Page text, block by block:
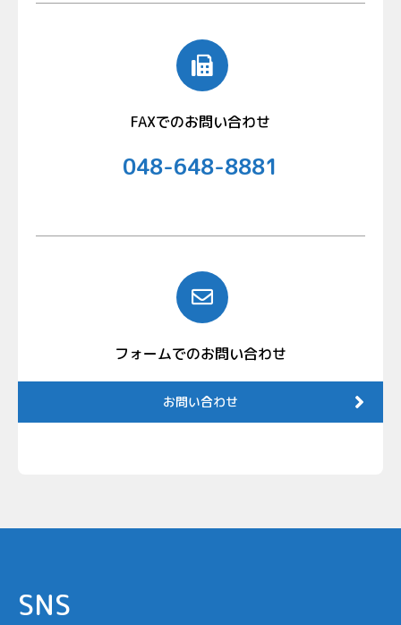
FAXでのお問い合わせ
048-648-8881
フォームでのお問い合わせ
お問い合わせ
SNS